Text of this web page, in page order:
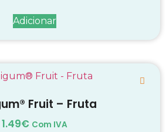
Adicionar
Fruit – Fruta
1.49€ Com IVA